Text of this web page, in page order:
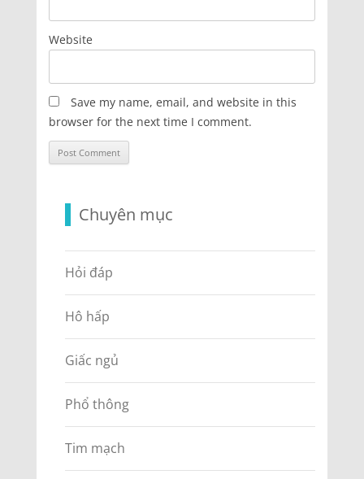
Website
Save my name, email, and website in this
browser for the next time I comment.
Chuyên mục
Hỏi đáp
Hô hấp
Giấc ngủ
Phổ thông
Tim mạch